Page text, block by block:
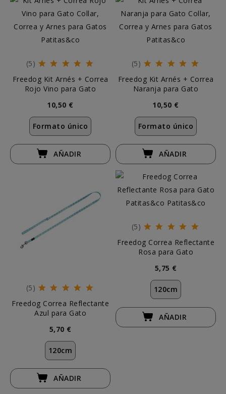
(5)
Freedog Kit Arnés + Correa
Rojo Vino para Gato
10,50 €
Formato único
AÑADIR
(5)
Freedog Kit Arnés + Correa
Naranja para Gato
10,50 €
Formato único
AÑADIR
(5)
Freedog Correa Reflectante
Azul para Gato
5,70 €
120cm
AÑADIR
(5)
Freedog Correa Reflectante
Rosa para Gato
5,75 €
120cm
AÑADIR